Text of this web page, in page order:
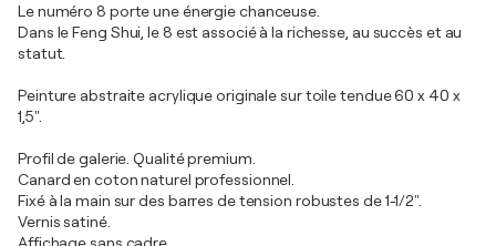
Le numéro 8 porte une énergie chanceuse.
Dans le Feng Shui, le 8 est associé à la richesse, au succès et au
statut.
Peinture abstraite acrylique originale sur toile tendue 60 x 40 x
1,5".
Profil de galerie. Qualité premium.
Canard en coton naturel professionnel.
Fixé à la main sur des barres de tension robustes de 1-1/2".
Vernis satiné.